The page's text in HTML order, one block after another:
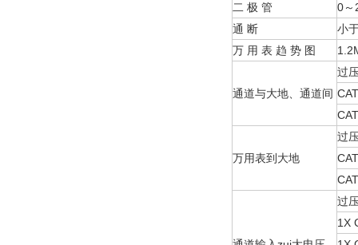
二 极 管
0～
通 断
小
万 用 表 趋 势 图
通道与大地、通道间
过
万用表到大地
过
过
1X